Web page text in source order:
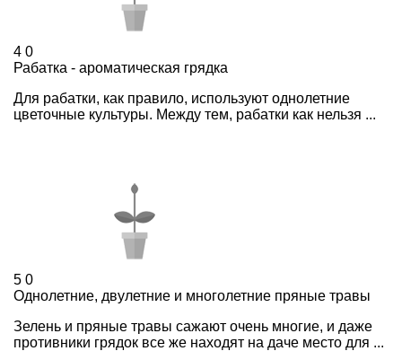
4 0
Рабатка - ароматическая грядка
Для рабатки, как правило, используют однолетние
цветочные культуры. Между тем, рабатки как нельзя ...
5 0
Однолетние, двулетние и многолетние пряные травы
Зелень и пряные травы сажают очень многие, и даже
противники грядок все же находят на даче место для ...